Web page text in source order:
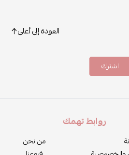
العودة إلى أعلى
اشترك
روابط تهمك
من نحن